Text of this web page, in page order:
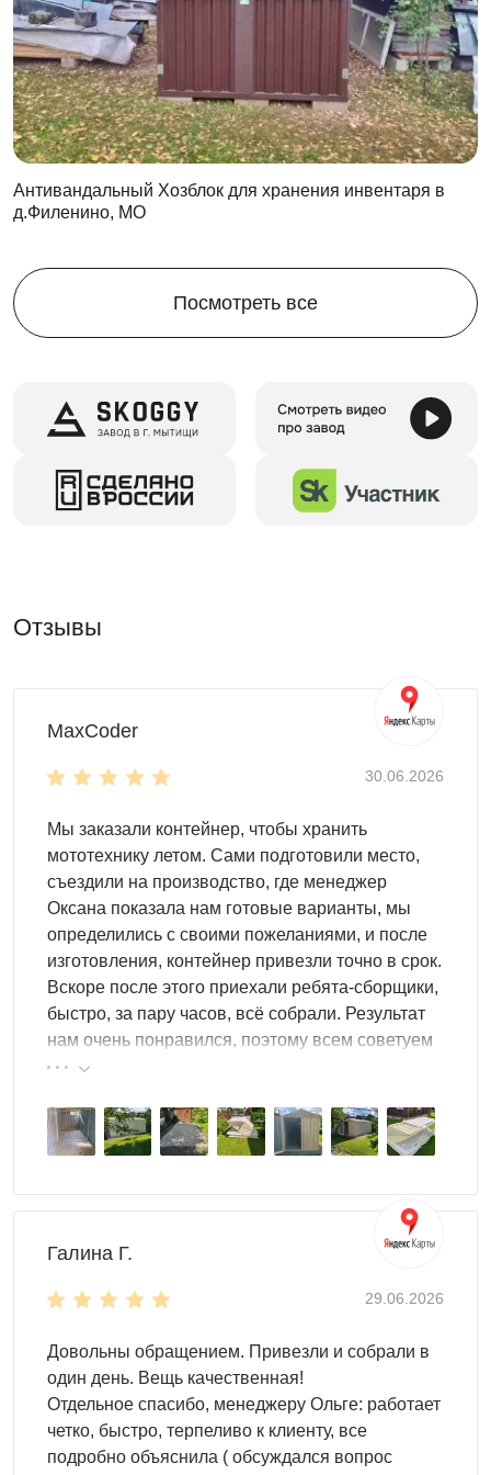
небольшие предметы, так и более крупные.
Полки для хранения имеет сплошную поверхность
Компактность - благодаря установке в угол стеллаж
не занимает много места
Систему можно крепитьдаже не на капитальные
стены
Антивандальный Хозблок для хранения инвентаря в
д.Филенино, МО
Посмотреть все
Отзывы
MaxCoder
30.06.2026
Мы заказали контейнер, чтобы хранить
мототехнику летом. Сами подготовили место,
съездили на производство, где менеджер
Оксана показала нам готовые варианты, мы
определились с своими пожеланиями, и после
изготовления, контейнер привезли точно в срок.
Вскоре после этого приехали ребята-сборщики,
быстро, за пару часов, всё собрали. Результат
нам очень понравился, поэтому всем советуем
эту фирму.
Галина Г.
29.06.2026
Довольны обращением. Привезли и собрали в
один день. Вещь качественная!
Отдельное спасибо, менеджеру Ольге: работает
четко, быстро, терпеливо к клиенту, все
подробно объяснила ( обсуждался вопрос